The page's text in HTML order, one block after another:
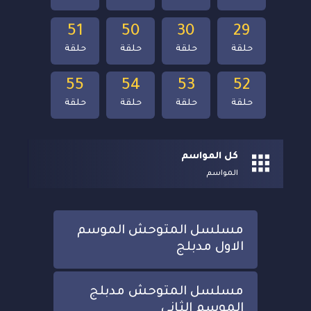
55
حلقة
54
حلقة
53
حلقة
52
حلقة
51
حلقة
50
حلقة
30
حلقة
29
حلقة
كل المواسم
المواسم
مسلسل المتوحش الموسم
الاول مدبلج
مسلسل المتوحش مدبلج